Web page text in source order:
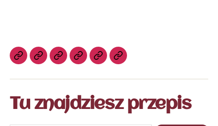
Tu znajdziesz przepis